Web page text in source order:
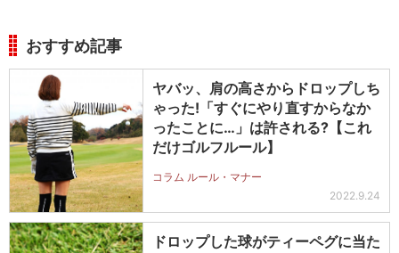
おすすめ記事
ヤバッ、肩の高さからドロップしち
ゃった!「すぐにやり直すからなか
ったことに…」は許される?【これ
だけゴルフルール】
コラム ルール・マナー
2022.9.24
ドロップした球がティーペグに当た